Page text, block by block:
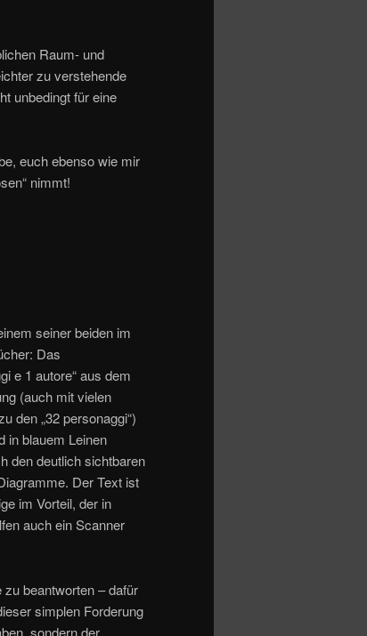
Raum- und
zu verstehende
unbedingt für eine
euch ebenso wie mir
nimmt!
seiner beiden im
Das
e 1 autore“ aus dem
(auch mit vielen
den „32 personaggi“)
in blauem Leinen
den deutlich sichtbaren
Der Text ist
im Vorteil, der in
auch ein Scanner
beantworten – dafür
simplen Forderung
sondern der